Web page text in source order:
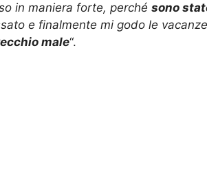
in maniera forte, perché sono
e finalmente mi godo le vacanze
male“.